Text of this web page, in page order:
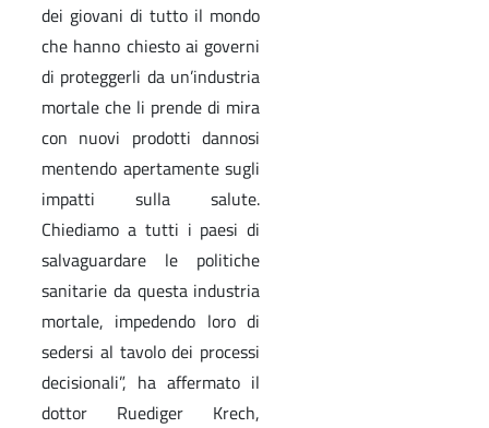
dei giovani di tutto il mondo
che hanno chiesto ai governi
di proteggerli da un’industria
mortale che li prende di mira
con nuovi prodotti dannosi
mentendo apertamente sugli
impatti sulla salute.
Chiediamo a tutti i paesi di
salvaguardare le politiche
sanitarie da questa industria
mortale, impedendo loro di
sedersi al tavolo dei processi
decisionali”, ha affermato il
dottor Ruediger Krech,